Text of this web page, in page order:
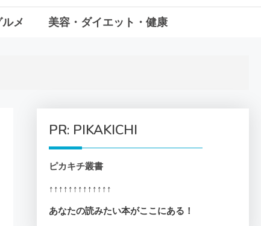
メ 美容・ダイエット・健康
PR: PIKAKICHI
ピカキチ叢書
↑↑↑↑↑↑↑↑↑↑↑↑↑
あなたの読みたい本がここにある！